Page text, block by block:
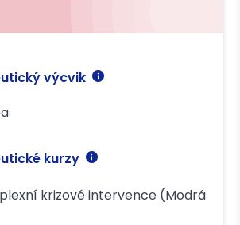
výcvik
kurzy
krizové intervence (Modrá